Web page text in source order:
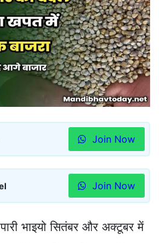
Join Now
Join Now
भाइयो सितंबर और अक्टूबर में